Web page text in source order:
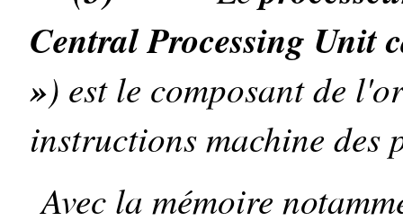
Central Processing Unit
») est le composant de
instructions machine des
Avec la mémoire